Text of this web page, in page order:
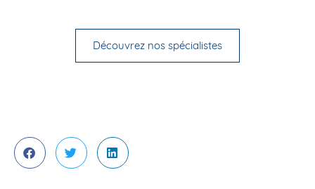
Découvrez nos spécialistes